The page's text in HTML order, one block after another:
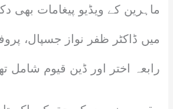
ماہرین کے ویڈیو پیغامات بھی
میں ڈاکٹر ظفر نواز جسپال،
رابعہ اختر اور ڈین قیوم شامل